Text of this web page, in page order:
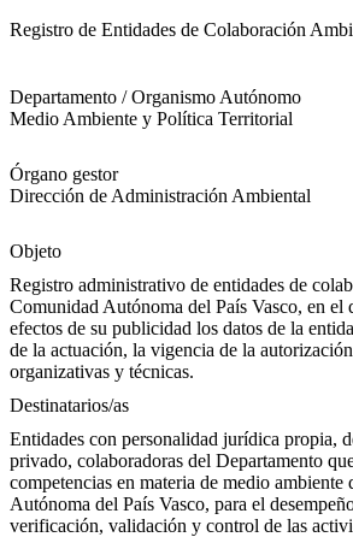
Registro de Entidades de Colaboración
Departamento / Organismo Autónomo
Medio Ambiente y Política Territorial
Órgano gestor
Dirección de Administración Ambiental
Objeto
Registro administrativo de entidades de
Comunidad Autónoma del País Vasco, en el
efectos de su publicidad los datos de la
de la actuación, la vigencia de la
organizativas y técnicas.
Destinatarios/as
Entidades con personalidad jurídica propia,
privado, colaboradoras del Departamento
competencias en materia de medio ambiente
Autónoma del País Vasco, para el
verificación, validación y control de las